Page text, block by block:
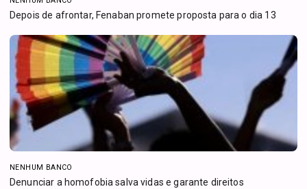
Depois de afrontar, Fenaban promete proposta para o dia 13
NENHUM BANCO
Denunciar a homofobia salva vidas e garante direitos